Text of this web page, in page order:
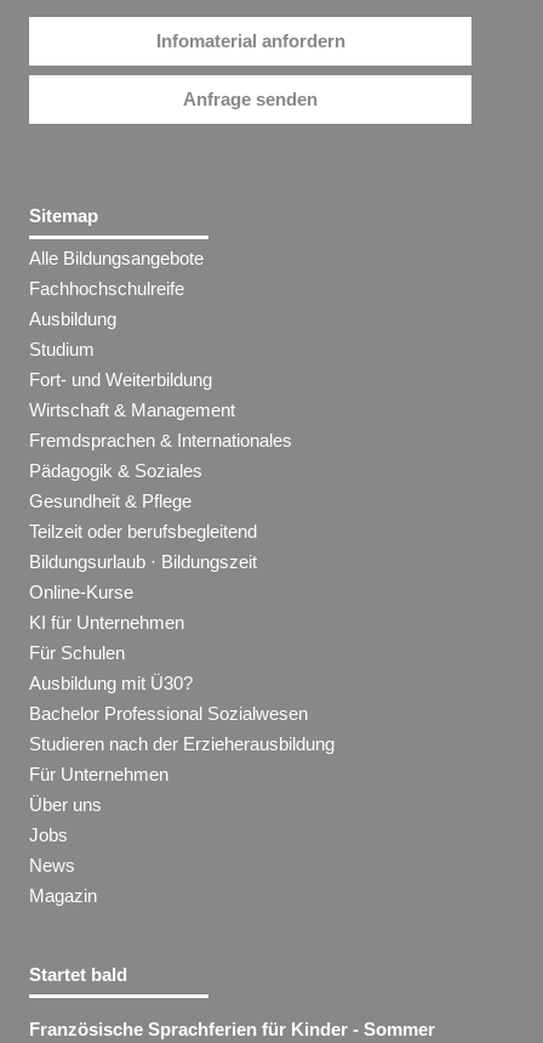
Infomaterial anfordern
Anfrage senden
Sitemap
Alle Bildungsangebote
Fachhochschulreife
Ausbildung
Studium
Fort- und Weiterbildung
Wirtschaft & Management
Fremdsprachen & Internationales
Pädagogik & Soziales
Gesundheit & Pflege
Teilzeit oder berufsbegleitend
Bildungsurlaub · Bildungszeit
Online-Kurse
KI für Unternehmen
Für Schulen
Ausbildung mit Ü30?
Bachelor Professional Sozialwesen
Studieren nach der Erzieherausbildung
Für Unternehmen
Über uns
Jobs
News
Magazin
Startet bald
Französische Sprachferien für Kinder - Sommer